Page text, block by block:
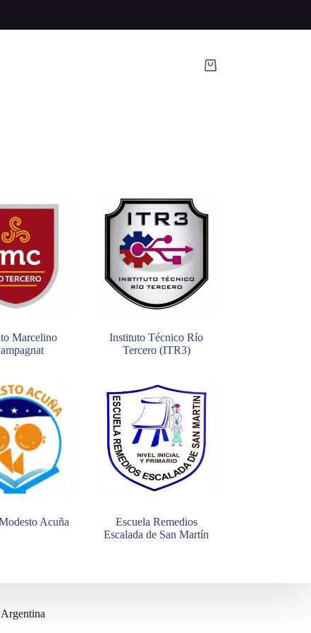
Carro
Marcelino
Instituto Técnico Río
Tercero (ITR3)
Acuña
Escuela Remedios
Escalada de San Martín